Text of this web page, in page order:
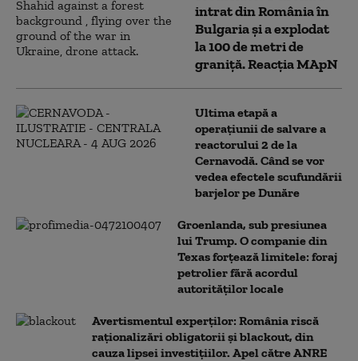
intrat din România în
Bulgaria şi a explodat
la 100 de metri de
graniţă. Reacția MApN
Ultima etapă a
operațiunii de salvare a
reactorului 2 de la
Cernavodă. Când se vor
vedea efectele scufundării
barjelor pe Dunăre
Groenlanda, sub presiunea
lui Trump. O companie din
Texas forțează limitele: foraj
petrolier fără acordul
autorităților locale
Avertismentul experților: România riscă
raționalizări obligatorii și blackout, din
cauza lipsei investițiilor. Apel către ANRE